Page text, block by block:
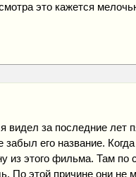
это кажется
видел за последние лет
его название.
из этого фильма. Там по
По этой причине они не